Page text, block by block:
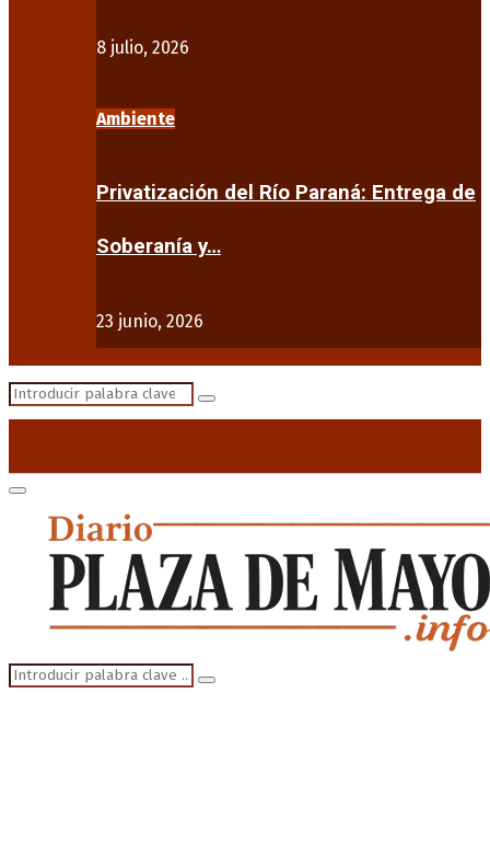
8 julio, 2026
Ambiente
Privatización del Río Paraná: Entrega de
Soberanía y…
23 junio, 2026
Search
Search
Primary
Menu
Search
for:
Search